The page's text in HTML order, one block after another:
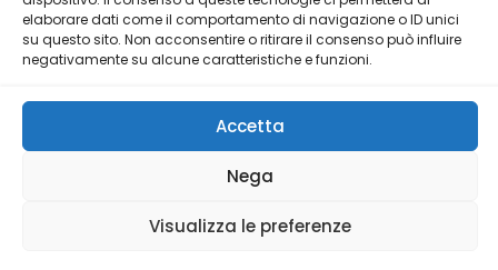
elaborare dati come il comportamento di navigazione o ID unici
su questo sito. Non acconsentire o ritirare il consenso può influire
negativamente su alcune caratteristiche e funzioni.
Accetta
Nega
Visualizza le preferenze
HOME PRIVACY POLICY
COOKIE POLICY